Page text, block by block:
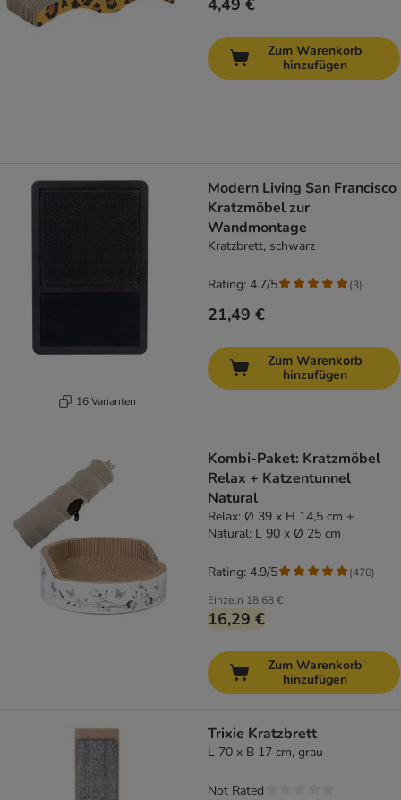
4,49 €
Zum Warenkorb
hinzufügen
16 Varianten
Modern Living San Francisco
Kratzmöbel zur
Wandmontage
Kratzbrett, schwarz
21,49 €
Rating: 4.7/5 (3)
Zum Warenkorb
hinzufügen
Kombi-Paket: Kratzmöbel
Relax + Katzentunnel
Natural
Relax: Ø 39 x H 14,5 cm +
Natural: L 90 x Ø 25 cm
Einzeln 18,68 €
16,29 €
Rating: 4.9/5 (470)
Zum Warenkorb
hinzufügen
Trixie Kratzbrett
L 70 x B 17 cm, grau
Not Rated